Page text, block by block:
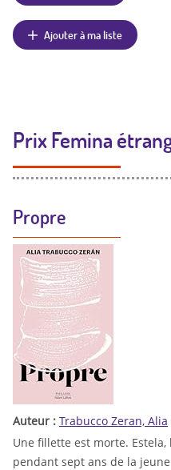
Ajouter à ma liste
Prix Femina
Propre
Auteur : Trabucco Zeran, Alia
Une fillette est morte.
pendant sept ans de la